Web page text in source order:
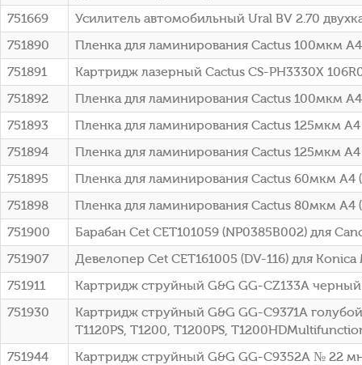
751669
Усилитель автомобильный Ural BV 2.70
751890
Пленка для ламинирования Cactus 100мкм
751891
Картридж лазерный Cactus CS-PH3330X
751892
Пленка для ламинирования Cactus 100мкм
751893
Пленка для ламинирования Cactus 125мкм
751894
Пленка для ламинирования Cactus 125мкм
751895
Пленка для ламинирования Cactus 60мкм A4
751898
Пленка для ламинирования Cactus 80мкм A4
751900
Барабан Cet CET101059 (NP0385B002) для
751907
Девелопер Cet CET161005 (DV-116) для
751911
Картридж струйный G&G GG-CZ133A
751930
Картридж струйный G&G GG-C9371A
T1120PS, T1200, T1200PS,
751944
Картридж струйный G&G GG-C9352A № 22